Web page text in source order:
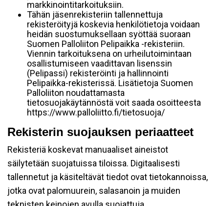
markkinointitarkoituksiin.
Tähän jäsenrekisteriin tallennettuja
rekisteröityjä koskevia henkilötietoja voidaan
heidän suostumuksellaan syöttää suoraan
Suomen Palloliiton Pelipaikka -rekisteriin.
Viennin tarkoituksena on urheilutoimintaan
osallistumiseen vaadittavan lisenssin
(Pelipassi) rekisteröinti ja hallinnointi
Pelipaikka-rekisterissä. Lisätietoja Suomen
Palloliiton noudattamasta
tietosuojakäytännöstä voit saada osoitteesta
https://www.palloliitto.fi/tietosuoja/
Rekisterin suojauksen periaatteet
Rekisteriä koskevat manuaaliset aineistot
säilytetään suojatuissa tiloissa. Digitaalisesti
tallennetut ja käsiteltävät tiedot ovat tietokannoissa,
jotka ovat palomuurein, salasanoin ja muiden